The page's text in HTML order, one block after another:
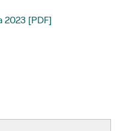
2023 [PDF]